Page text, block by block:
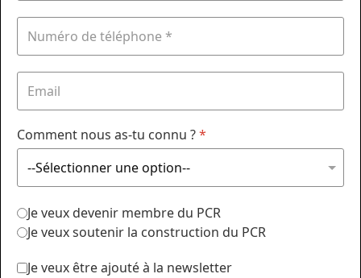
Comment nous as-tu connu ?*
Je veux devenir membre du PCR
Je veux soutenir la construction du PCR
Je veux être ajouté à la newsletter